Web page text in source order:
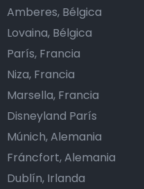
Amberes, Bélgica
Lovaina, Bélgica
París, Francia
Niza, Francia
Marsella, Francia
Disneyland París
Múnich, Alemania
Fráncfort, Alemania
Dublín, Irlanda